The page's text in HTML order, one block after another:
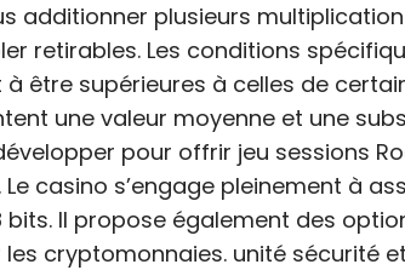
additionner plusieurs
retirables. Les conditions
être supérieures à celles de
une valeur moyenne et une
pour offrir jeu sessions
casino s’engage pleinement à
bits. Il propose également des
cryptomonnaies. unité sécurité